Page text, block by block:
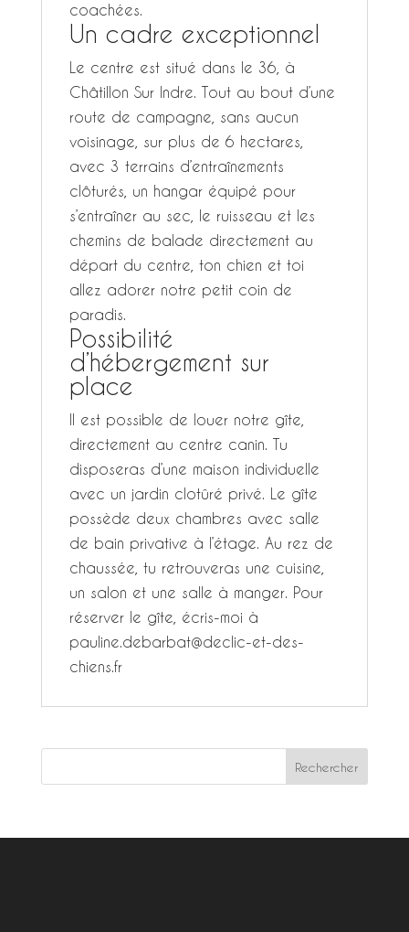
coachées.
Un cadre exceptionnel
Le centre est situé dans le 36, à
Châtillon Sur Indre. Tout au bout d’une
route de campagne, sans aucun
voisinage, sur plus de 6 hectares,
avec 3 terrains d’entraînements
clôturés, un hangar équipé pour
s’entraîner au sec, le ruisseau et les
chemins de balade directement au
départ du centre, ton chien et toi
allez adorer notre petit coin de
paradis.
Possibilité
d’hébergement sur
place
Il est possible de louer notre gîte,
directement au centre canin. Tu
disposeras d’une maison individuelle
avec un jardin clotûré privé. Le gîte
possède deux chambres avec salle
de bain privative à l’étage. Au rez de
chaussée, tu retrouveras une cuisine,
un salon et une salle à manger. Pour
réserver le gîte, écris-moi à
pauline.debarbat@declic-et-des-
chiens.fr